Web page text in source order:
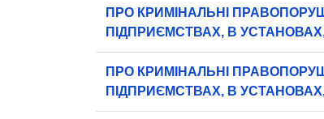
2022
ПРО КРИМІНАЛЬНІ
ПІДПРИЄМСТВАХ, В
ВИДАМИ ЕКОНОМІЧНОЇ
2023
ПРО КРИМІНАЛЬНІ
ПІДПРИЄМСТВАХ, В
ВИДАМИ ЕКОНОМІЧНОЇ